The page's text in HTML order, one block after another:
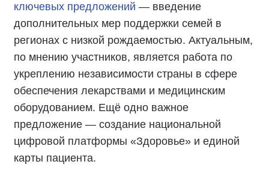
ключевых предложений — введение
дополнительных мер поддержки семей в
регионах с низкой рождаемостью. Актуальным,
по мнению участников, является работа по
укреплению независимости страны в сфере
обеспечения лекарствами и медицинским
оборудованием. Ещё одно важное
предложение — создание национальной
цифровой платформы «Здоровье» и единой
карты пациента.